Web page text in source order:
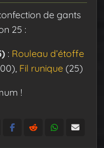
de gants
25 :
: Rouleau d’étoffe
Fil runique (25)
!